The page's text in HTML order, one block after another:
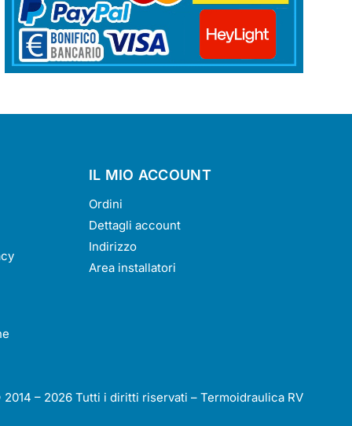
IL MIO ACCOUNT
Ordini
Dettagli account
Indirizzo
Area installatori
– 2026 Tutti i diritti riservati – Termoidraulica RV